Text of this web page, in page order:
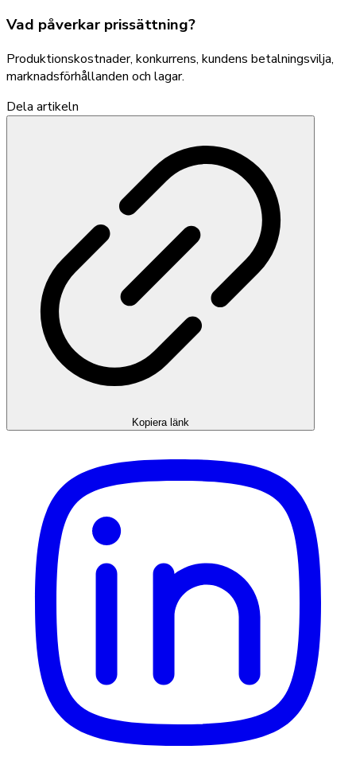
Vad påverkar prissättning?
Produktionskostnader, konkurrens, kundens betalningsvilja,
marknadsförhållanden och lagar.
Dela artikeln
Kopiera länk